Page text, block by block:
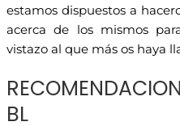
estamos dispuestos a
acerca de los mismos
vistazo al que más os haya
BL